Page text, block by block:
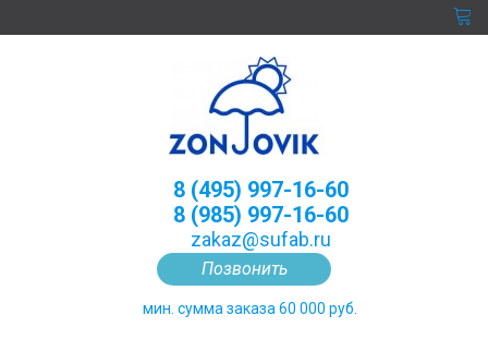
Позвонить
8 (495) 997-16-60
8 (985) 997-16-60
zakaz@sufab.ru
мин. сумма заказа 60 000 руб.